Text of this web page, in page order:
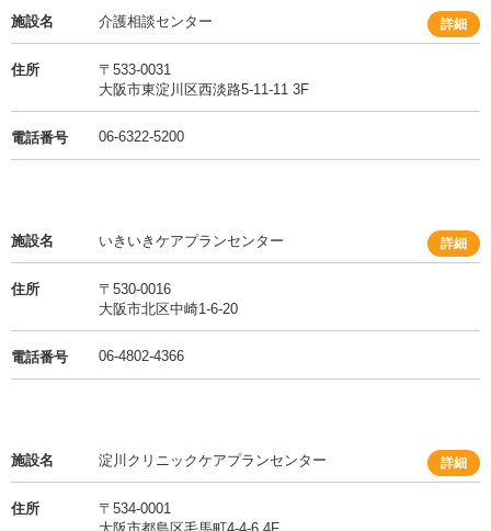
施設名 介護相談センター 詳細
住所
〒533-0031
大阪市東淀川区西淡路5-11-11 3F
電話番号 06-6322-5200
施設名 いきいきケアプランセンター 詳細
住所
〒530-0016
大阪市北区中崎1-6-20
電話番号 06-4802-4366
施設名 淀川クリニックケアプランセンター 詳細
住所
〒534-0001